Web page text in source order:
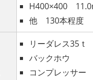
H400×400
他 130本程度
リーダレス35ｔ
バックホウ
コンプレッサー